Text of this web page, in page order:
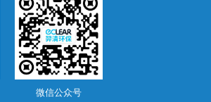
微信公众号